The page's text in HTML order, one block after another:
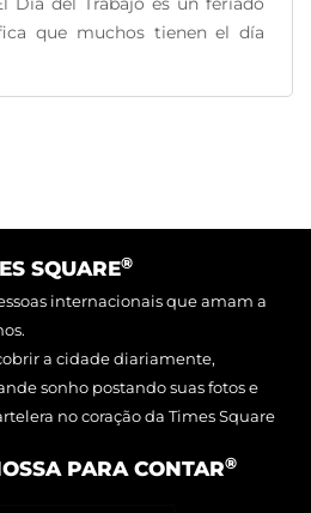
que muchos tienen el día
SQUARE®
internacionais que amam a
a cidade diariamente,
sonho postando suas fotos e
no coração da Times Square
PARA CONTAR®